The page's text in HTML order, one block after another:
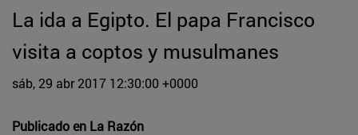
La ida a Egipto. El papa Francisco
visita a coptos y musulmanes
sáb, 29 abr 2017 12:30:00 +0000
Publicado en La Razón